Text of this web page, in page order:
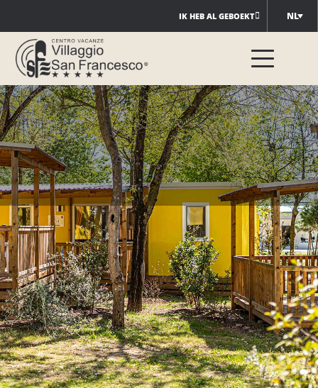
naar
de
inhoud
IK HEB AL GEBOEKT NL